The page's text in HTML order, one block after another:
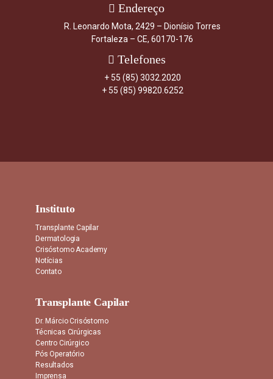
Endereço
R. Leonardo Mota, 2429 – Dionísio Torres
Fortaleza – CE, 60170-176
Telefones
+ 55 (85) 3032.2020
+ 55 (85) 99820.6252
Instituto
Transplante Capilar
Dermatologia
Crisóstomo Academy
Notícias
Contato
Transplante Capilar
Dr. Márcio Crisóstomo
Técnicas Cirúrgicas
Centro Cirúrgico
Pós Operatório
Resultados
Imprensa